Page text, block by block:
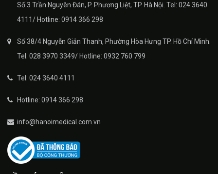
Số 3 Trần Nguyên Đán, P. Phương Liệt, TP. Hà Nội. Tel: 024 3640
4111/ Hotline: 0914 366 298
Số 38/4 Nguyễn Giản Thanh, Phường Hòa Hưng TP. Hồ Chí Minh.
Tel: 028 3970 3349/ Hotline: 0932 760 799
Tel: 024 3640 4111
Hotline: 0914 366 298
info@hanoimedical.com.vn